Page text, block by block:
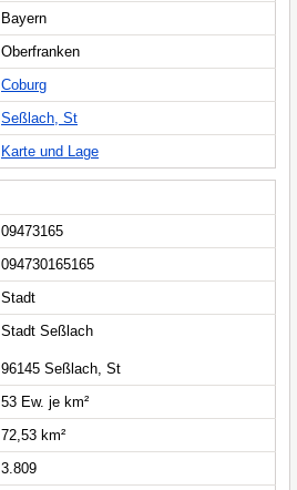
Bayern
Oberfranken
Coburg
Seßlach, St
Karte und Lage
09473165
094730165165
Stadt
Stadt Seßlach
96145 Seßlach, St
53 Ew. je km²
72,53 km²
3.809